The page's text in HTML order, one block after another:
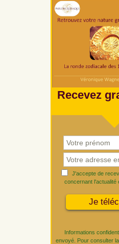
Recevez
J'accepte de
concernant l'actualité
Informations
envoyé. Pour consulter